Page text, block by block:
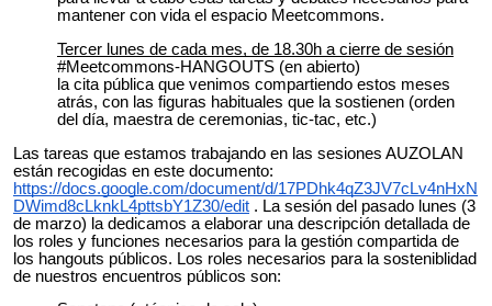
mantener con vida el espacio Meetcommons.
Tercer lunes de cada mes, de 18.30h a cierre de sesión
#Meetcommons-HANGOUTS (en abierto)
la cita pública que venimos compartiendo estos meses
atrás, con las figuras habituales que la sostienen (orden
del día, maestra de ceremonias, tic-tac, etc.)
Las tareas que estamos trabajando en las sesiones AUZOLAN
están recogidas en este documento:
https://docs.google.com/document/d/17PDhk4qZ3JV7cLv4nHxN
DWimd8cLknkL4pttsbY1Z30/edit . La sesión del pasado lunes (3
de marzo) la dedicamos a elaborar una descripción detallada de
los roles y funciones necesarios para la gestión compartida de
los hangouts públicos. Los roles necesarios para la sosteniblidad
de nuestros encuentros públicos son: